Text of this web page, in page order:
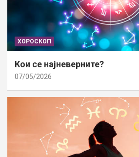
ХОРОСКОП
Кои се најневерните?
07/05/2026